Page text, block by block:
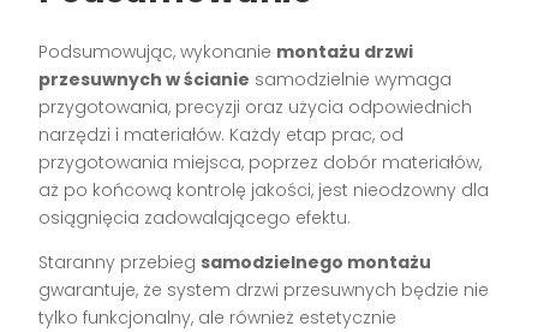
Podsumowując, wykonanie montażu drzwi
przesuwnych w ścianie samodzielnie wymaga
przygotowania, precyzji oraz użycia odpowiednich
narzędzi i materiałów. Każdy etap prac, od
przygotowania miejsca, poprzez dobór materiałów,
aż po końcową kontrolę jakości, jest nieodzowny dla
osiągnięcia zadowalającego efektu.
Staranny przebieg samodzielnego montażu
gwarantuje, że system drzwi przesuwnych będzie nie
tylko funkcjonalny, ale również estetycznie